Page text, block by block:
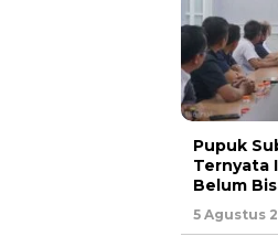
Pupuk
Ternyata
Belum
5 Agustus